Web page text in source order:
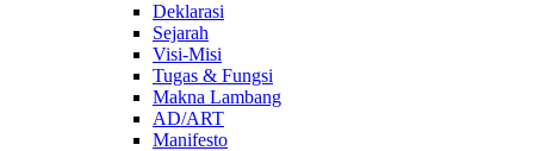
Deklarasi
Sejarah
Visi-Misi
Tugas & Fungsi
Makna Lambang
AD/ART
Manifesto